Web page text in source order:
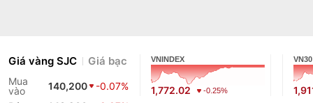
Giá vàng SJC Giá bạc
Mua
vào
140,200
-0.07%
VNINDEX
1,772.02 -0.25%
VN30